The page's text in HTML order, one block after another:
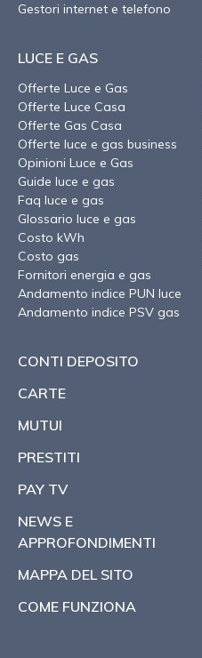
Gestori internet e telefono
LUCE E GAS
Offerte Luce e Gas
Offerte Luce Casa
Offerte Gas Casa
Offerte luce e gas business
Opinioni Luce e Gas
Guide luce e gas
Faq luce e gas
Glossario luce e gas
Costo kWh
Costo gas
Fornitori energia e gas
Andamento indice PUN luce
Andamento indice PSV gas
CONTI DEPOSITO
CARTE
MUTUI
PRESTITI
PAY TV
NEWS E
APPROFONDIMENTI
MAPPA DEL SITO
COME FUNZIONA